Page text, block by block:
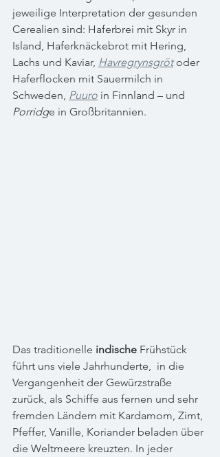
jeweilige Interpretation der gesunden
Cerealien sind: Haferbrei mit Skyr in
Island, Haferknäckebrot mit Hering,
Lachs und Kaviar, Havregrynsgröt oder
Haferflocken mit Sauermilch in
Schweden, Puuro in Finnland – und
Porridge in Großbritannien.
Das traditionelle indische Frühstück
führt uns viele Jahrhunderte,  in die
Vergangenheit der Gewürzstraße
zurück, als Schiffe aus fernen und sehr
fremden Ländern mit Kardamom, Zimt,
Pfeffer, Vanille, Koriander beladen über
die Weltmeere kreuzten. In jeder